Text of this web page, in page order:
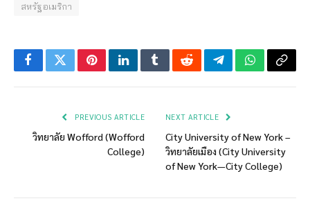
สหรัฐอเมริกา
FacebookTwitterPinterestLinkedInTumblrRedditTelegramWhatsApp
Copy
PREVIOUS ARTICLE
วิทยาลัย Wofford (Wofford
College)
NEXT ARTICLE
City University of New York –
วิทยาลัยเมือง (City University
of New York—City College)